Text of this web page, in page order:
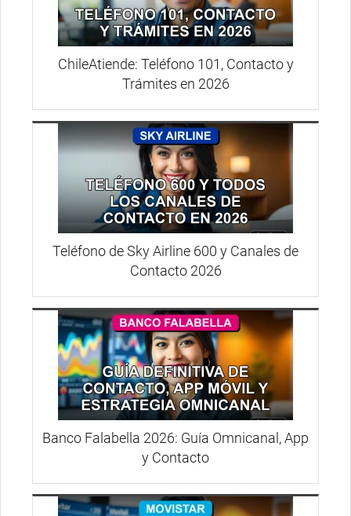
ChileAtiende: Teléfono 101, Contacto y
Trámites en 2026
Teléfono de Sky Airline 600 y Canales de
Contacto 2026
Banco Falabella 2026: Guía Omnicanal, App
y Contacto